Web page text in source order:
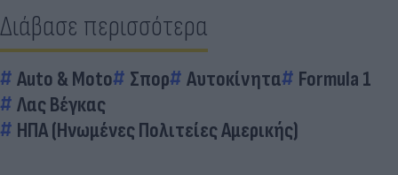
Διάβασε περισσότερα
Auto & Moto Σπορ Αυτοκίνητα
Formula 1
Λας Βέγκας
ΗΠΑ (Ηνωμένες Πολιτείες Αμερικής)